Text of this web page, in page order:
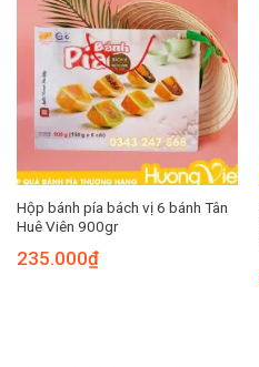
Hộp bánh pía bách vị 6 bánh Tân
Huê Viên 900gr
235.000₫